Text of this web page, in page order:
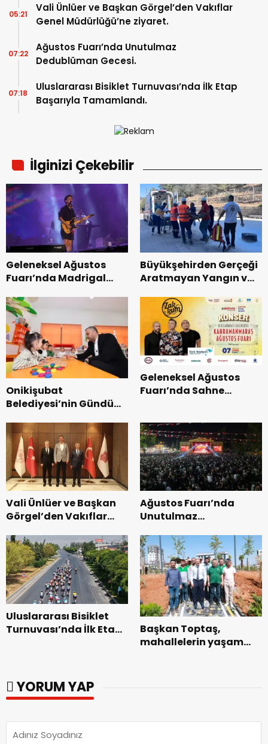
Vali Ünlüer ve Başkan Görgel’den Vakıflar
Genel Müdürlüğü’ne ziyaret.
05:21
Ağustos Fuarı’nda Unutulmaz
Dedublüman Gecesi.
07:22
Uluslararası Bisiklet Turnuvası’nda İlk Etap
Başarıyla Tamamlandı.
07:18
İlginizi Çekebilir
Geleneksel Ağustos
Fuarı’nda Madrigal
Büyükşehirden Gerçeği
Aratmayan Yangın ve
Onikişubat
Belediyesi’nin Gündüz
dönemin ön kayıtları
başladı.
Geleneksel Ağustos
Fuarı’nda Sahne
Vali Ünlüer ve Başkan
Görgel’den Vakıflar
ziyaret.
Ağustos Fuarı’nda
Unutulmaz
Uluslararası Bisiklet
Turnuvası’nda İlk Etap
Başkan Toptaş,
mahallelerin yaşam
YORUM YAP